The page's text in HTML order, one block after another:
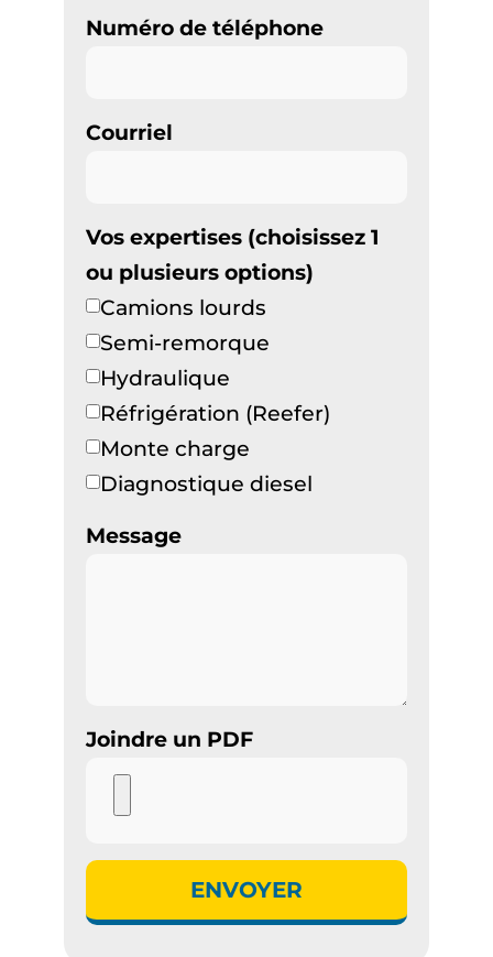
Numéro de téléphone
Courriel
Vos expertises (choisissez 1
ou plusieurs options)
Camions lourds
Semi-remorque
Hydraulique
Réfrigération (Reefer)
Monte charge
Diagnostique diesel
Message
Joindre un PDF
ENVOYER